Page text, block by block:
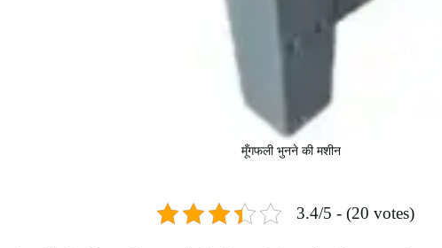
मूँगफली भुनने की मशीन
3.4/5 - (20 votes)